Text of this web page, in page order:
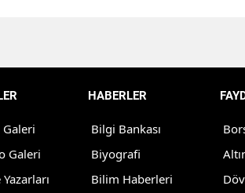
Aksaray
Galeri
Galeri
HABERLER
Bilgi Bankası
Biyografi
Bilim Haberleri